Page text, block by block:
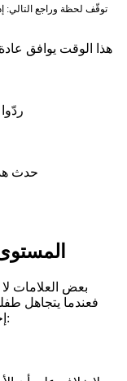
توقّف لحظة وراجع التالي:
هذا الوقت يوافق
حدث
بعض العلامات
فعندما يتجاهل
إجراء فوري دون تردد. ومن أبرز هذه العلامات: